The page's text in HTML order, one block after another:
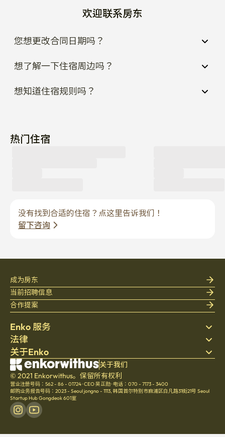
欢迎联系房东
您想更改合同日期吗？
想了解一下住宿周边吗？
想知道住宿规则吗？
热门住宿
没有找到合适的住宿？点这里告诉我们！
留下咨询
Enko 服务
搜索房源
床上用品
博客
帮助中心
法律
隐私政策
服务条款
取消与退款政策
关于Enko
公司介绍
招聘
文化
成为房东
当前招聘信息
合作提案
关于我们
© 2021 Enkorwithus。保留所有权利
营业注册号码：562 - 86 - 01724·CEO 吴正勋· 电话：070 - 7173 - 3400
邮购业务报告号码：2023 - Seoul jongno - 1113, 韩国首尔特别市麻浦区白凡路31街21号 Seoul
Startup Hub Gongdeok 601室